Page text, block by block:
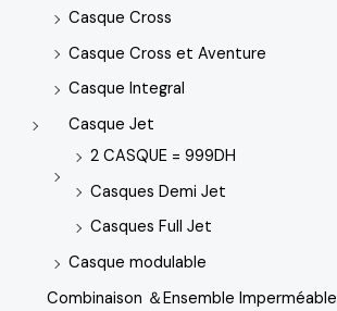
Casque Cross
Casque Cross et Aventure
Casque Integral
Casque Jet
2 CASQUE = 999DH
Casques Demi Jet
Casques Full Jet
Casque modulable
Combinaison ＆Ensemble Imperméable